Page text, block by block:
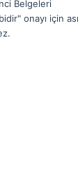
Belgeleri
onayı için